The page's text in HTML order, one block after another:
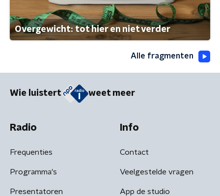
Overgewicht: tot hier en niet verder
Alle fragmenten
Wie luistert weet meer
Radio
Frequenties
Programma's
Presentatoren
Info
Contact
Veelgestelde vragen
App de studio